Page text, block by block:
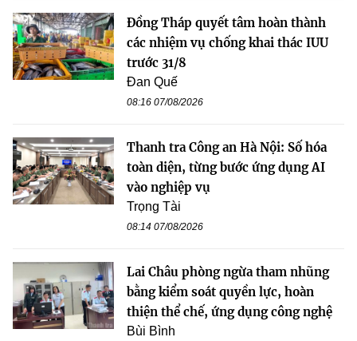
Đồng Tháp quyết tâm hoàn thành
các nhiệm vụ chống khai thác IUU
trước 31/8
Đan Quế
08:16 07/08/2026
Thanh tra Công an Hà Nội: Số hóa
toàn diện, từng bước ứng dụng AI
vào nghiệp vụ
Trọng Tài
08:14 07/08/2026
Lai Châu phòng ngừa tham nhũng
bằng kiểm soát quyền lực, hoàn
thiện thể chế, ứng dụng công nghệ
Bùi Bình